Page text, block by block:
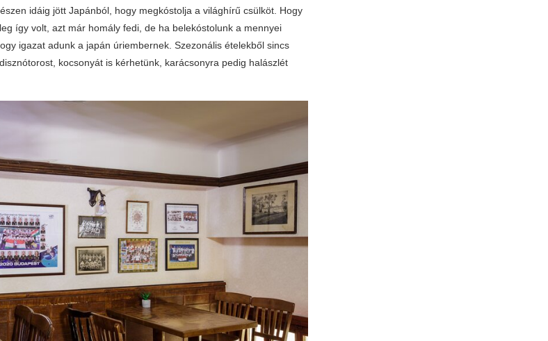
idáig jött Japánból, hogy megkóstolja a világhírű csülköt. Hogy
így volt, azt már homály fedi, de ha belekóstolunk a mennyei
igazat adunk a japán úriembernek. Szezonális ételekből sincs
kocsonyát is kérhetünk, karácsonyra pedig halászlét